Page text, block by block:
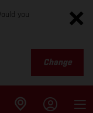
you
Change